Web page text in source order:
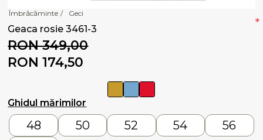
Îmbrăcăminte / Geci
Geaca rosie 3461-3
RON 349,00
RON 174,50
Ghidul mărimilor
*
48 50 52 54
56